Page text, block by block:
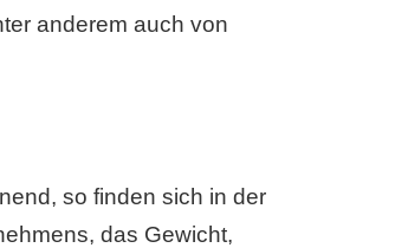
anderem auch von
so finden sich in der
das Gewicht,